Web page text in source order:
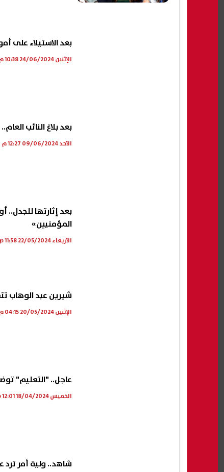
بعد الاستيلاء على
الإثنين 24/06/2024 10:38 م
بعد بلاغ النائب
الأحد 09/06/2024 12:27 م
بعد إثارتها
المؤمنيين»
الأربعاء 22/05/2024 11:58 ص
شيرين عبد الوهاب
الإثنين 20/05/2024 04:15 م
عاجل.. "التعليم"
الخميس 18/04/2024 12:01 ص
شاهد.. ولية أمر ترد
مستعدون لتوجيه هجوم غير
مسبوق إذا فشلت المفاوضات
06 أغسطس, 2026 03:38 ص